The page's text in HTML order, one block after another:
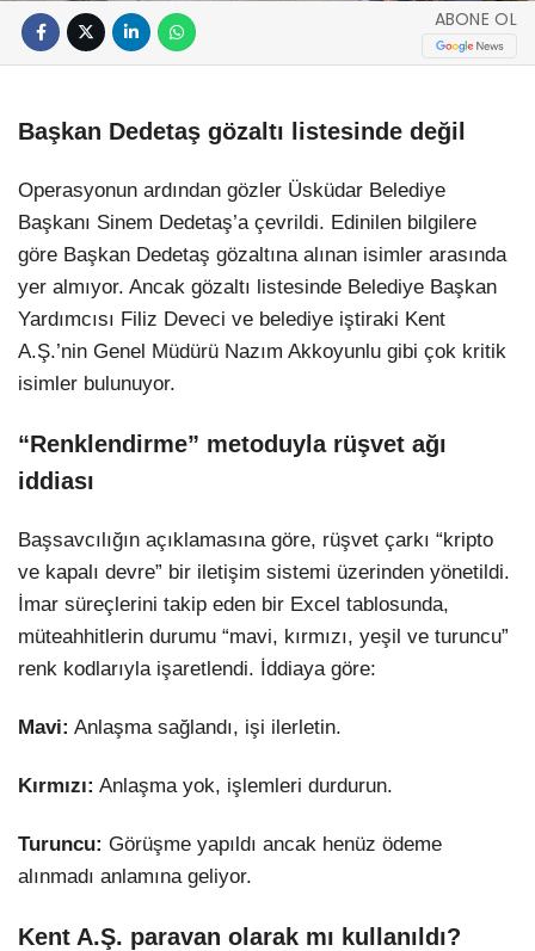
ABONE OL
Başkan Dedetaş gözaltı listesinde değil
Operasyonun ardından gözler Üsküdar Belediye
Başkanı Sinem Dedetaş’a çevrildi. Edinilen bilgilere
göre Başkan Dedetaş gözaltına alınan isimler arasında
yer almıyor. Ancak gözaltı listesinde Belediye Başkan
Yardımcısı Filiz Deveci ve belediye iştiraki Kent
A.Ş.’nin Genel Müdürü Nazım Akkoyunlu gibi çok kritik
isimler bulunuyor.
“Renklendirme” metoduyla rüşvet ağı
iddiası
Başsavcılığın açıklamasına göre, rüşvet çarkı “kripto
ve kapalı devre” bir iletişim sistemi üzerinden yönetildi.
İmar süreçlerini takip eden bir Excel tablosunda,
müteahhitlerin durumu “mavi, kırmızı, yeşil ve turuncu”
renk kodlarıyla işaretlendi. İddiaya göre:
Mavi: Anlaşma sağlandı, işi ilerletin.
Kırmızı: Anlaşma yok, işlemleri durdurun.
Turuncu: Görüşme yapıldı ancak henüz ödeme
alınmadı anlamına geliyor.
Kent A.Ş. paravan olarak mı kullanıldı?